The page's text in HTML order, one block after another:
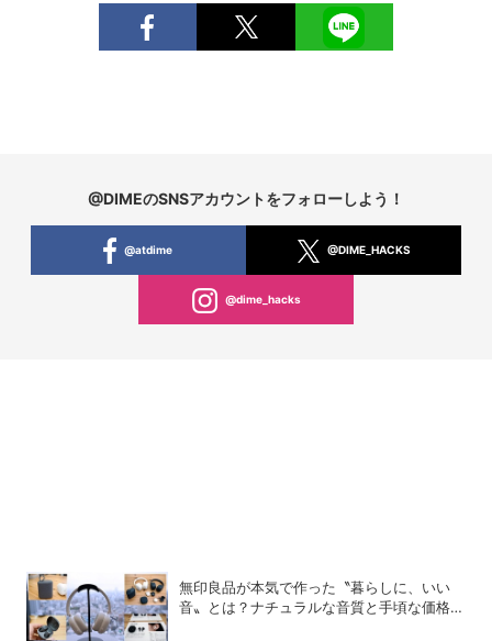
@DIMEのSNSアカウントをフォローしよう！
@atdime @DIME_HACKS
@dime_hacks
無印良品が本気で作った〝暮らしに、いい
音〟とは？ナチュラルな音質と手頃な価格を